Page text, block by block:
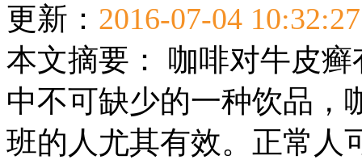
更新： 2016-07-04 10:32:27
本文摘要：
咖啡对牛皮
中不可缺少的一种饮品，
班的人尤其有效。正常人